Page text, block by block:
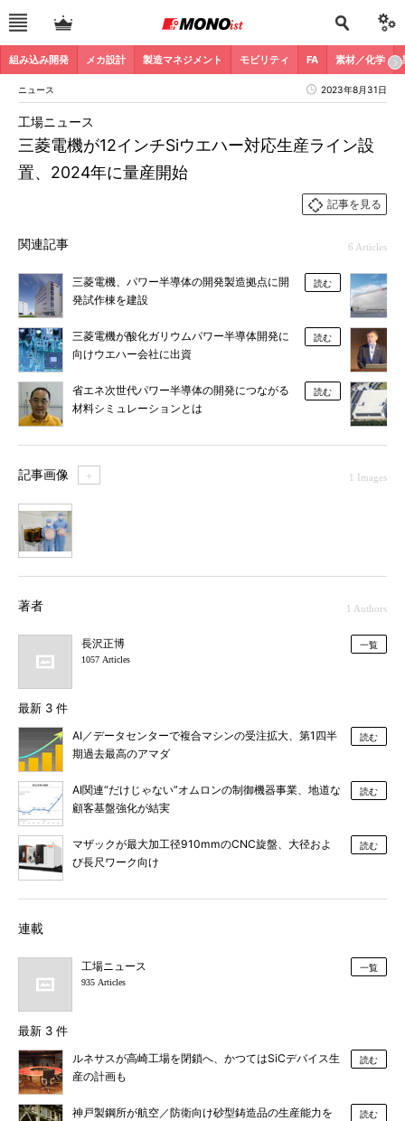
組み込み開発 メカ設計 製造マネジメント モビリティ FA 素材／化学
ニュース 2023年8月31日
三菱電機が12インチSiウエハー対応生産ライン設
置、2024年に量産開始
工場ニュース
記事を見る
関連記事 6 Articles
三菱電機、パワー半導体の開発製造拠点に開
発試作棟を建設
読む
三菱電機が酸化ガリウムパワー半導体開発に
向けウエハー会社に出資
読む
省エネ次世代パワー半導体の開発につながる
材料シミュレーションとは
読む
記事画像 ＋ 1 Images
著者 1 Authors
長沢正博
1057 Articles
一覧
最新 3 件
AI／データセンターで複合マシンの受注拡大、第1四半
期過去最高のアマダ
読む
AI関連“だけじゃない”オムロンの制御機器事業、地道な
顧客基盤強化が結実
読む
マザックが最大加工径910mmのCNC旋盤、大径およ
び長尺ワーク向け
読む
連載
工場ニュース
935 Articles
一覧
最新 3 件
ルネサスが高崎工場を閉鎖へ、かつてはSiCデバイス生
産の計画も
読む
神戸製鋼所が航空／防衛向け砂型鋳造品の生産能力を
読む